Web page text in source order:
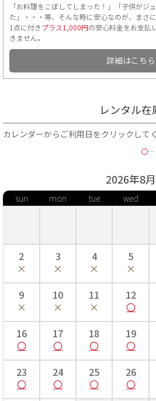
「お料理をこぼしてしまった！」「子供がジ
た」・・・等、そんな時に安心なのが、まさ
1点に付きプラス1,000円の安心料金をお支払
きません。
詳細はこちら
レンタル在
カレンダーからご利用日をクリックして
〇…
2026年8月
sun mon tue wed
2 3 4 5
9 10 11 12
16 17 18 19
23 24 25 26